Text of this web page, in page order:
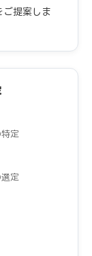
ご提案しま
定
定